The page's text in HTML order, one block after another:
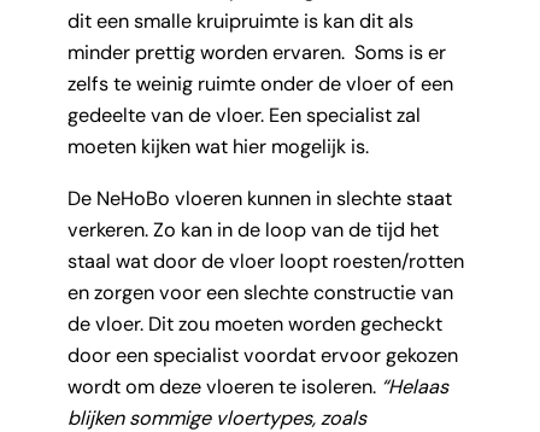
dit een smalle kruipruimte is kan dit als
minder prettig worden ervaren. Soms is er
zelfs te weinig ruimte onder de vloer of een
gedeelte van de vloer. Een specialist zal
moeten kijken wat hier mogelijk is.
De NeHoBo vloeren kunnen in slechte staat
verkeren. Zo kan in de loop van de tijd het
staal wat door de vloer loopt roesten/rotten
en zorgen voor een slechte constructie van
de vloer. Dit zou moeten worden gecheckt
door een specialist voordat ervoor gekozen
wordt om deze vloeren te isoleren. “Helaas
blijken sommige vloertypes, zoals